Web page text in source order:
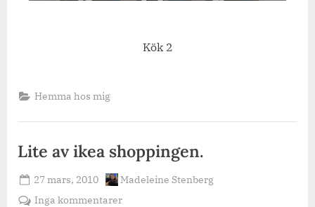
Kök 2
Hemma hos mig
Lite av ikea shoppingen.
Posted
on
27 mars, 2010 By
Madeleine Stenberg
Inga kommentarertill